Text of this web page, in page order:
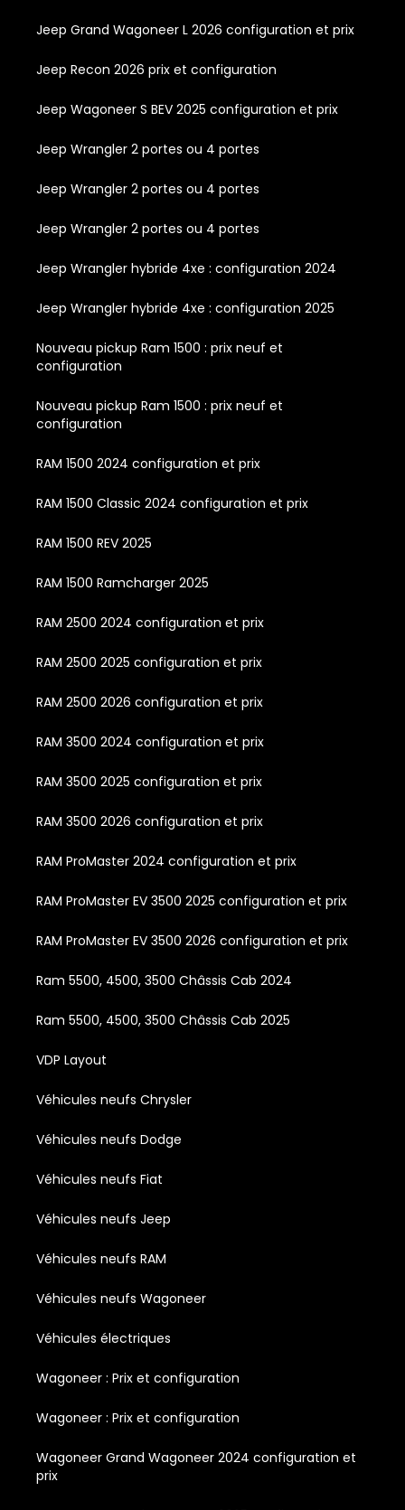
Jeep Grand Wagoneer L 2026 configuration et prix
Jeep Recon 2026 prix et configuration
Jeep Wagoneer S BEV 2025 configuration et prix
Jeep Wrangler 2 portes ou 4 portes
Jeep Wrangler 2 portes ou 4 portes
Jeep Wrangler 2 portes ou 4 portes
Jeep Wrangler hybride 4xe : configuration 2024
Jeep Wrangler hybride 4xe : configuration 2025
Nouveau pickup Ram 1500 : prix neuf et
configuration
Nouveau pickup Ram 1500 : prix neuf et
configuration
RAM 1500 2024 configuration et prix
RAM 1500 Classic 2024 configuration et prix
RAM 1500 REV 2025
RAM 1500 Ramcharger 2025
RAM 2500 2024 configuration et prix
RAM 2500 2025 configuration et prix
RAM 2500 2026 configuration et prix
RAM 3500 2024 configuration et prix
RAM 3500 2025 configuration et prix
RAM 3500 2026 configuration et prix
RAM ProMaster 2024 configuration et prix
RAM ProMaster EV 3500 2025 configuration et prix
RAM ProMaster EV 3500 2026 configuration et prix
Ram 5500, 4500, 3500 Châssis Cab 2024
Ram 5500, 4500, 3500 Châssis Cab 2025
VDP Layout
Véhicules neufs Chrysler
Véhicules neufs Dodge
Véhicules neufs Fiat
Véhicules neufs Jeep
Véhicules neufs RAM
Véhicules neufs Wagoneer
Véhicules électriques
Wagoneer : Prix et configuration
Wagoneer : Prix et configuration
Wagoneer Grand Wagoneer 2024 configuration et
prix